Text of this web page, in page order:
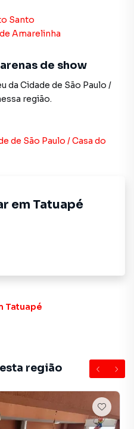
Santo
Amarelinha
de show
da Cidade de São Paulo /
região.
de São Paulo / Casa do
em Tatuapé
Tatuapé
região